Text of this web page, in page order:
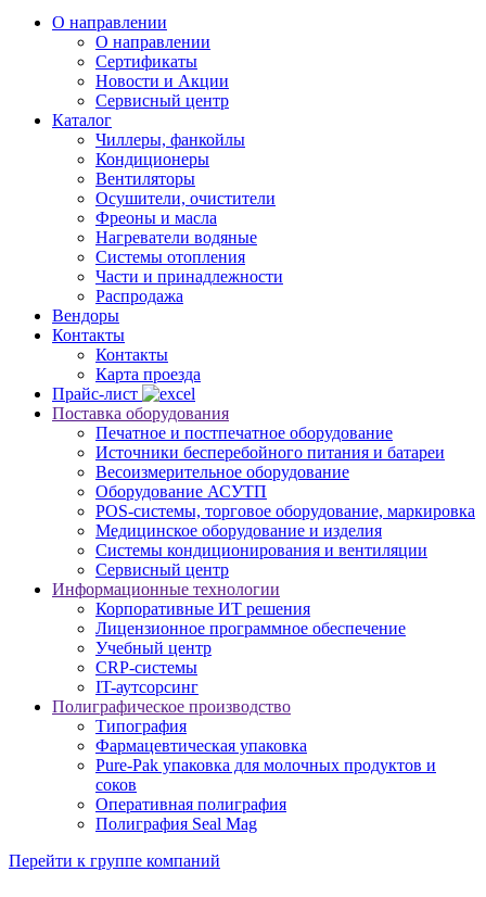
О направлении
О направлении
Сертификаты
Новости и Акции
Сервисный центр
Каталог
Чиллеры, фанкойлы
Кондиционеры
Вентиляторы
Осушители, очистители
Фреоны и масла
Нагреватели водяные
Системы отопления
Части и принадлежности
Раcпродажа
Вендоры
Контакты
Контакты
Карта проезда
Прайс-лист
Поставка оборудования
Печатное и постпечатное оборудование
Источники бесперебойного питания и батареи
Весоизмерительное оборудование
Оборудование АСУТП
POS-системы, торговое оборудование, маркировка
Медицинское оборудование и изделия
Системы кондиционирования и вентиляции
Сервисный центр
Информационные технологии
Корпоративные ИТ решения
Лицензионное программное обеспечение
Учебный центр
CRP-системы
IT-аутсорсинг
Полиграфическое производство
Типография
Фармацевтическая упаковка
Pure-Pak упаковка для молочных продуктов и
соков
Оперативная полиграфия
Полиграфия Seal Mag
Перейти к группе компаний